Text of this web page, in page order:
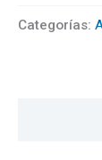
Categorías: